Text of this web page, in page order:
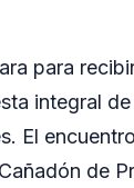
para
integral
El
de